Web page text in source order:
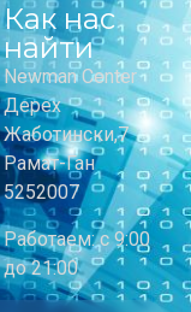
Как нас
найти
Newman Center
Дерех
Жаботински,7
Рамат-Ган
5252007
Работаем: с 9:00
до 21:00